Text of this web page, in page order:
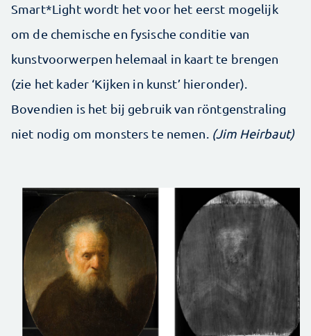
Smart*Light wordt het voor het eerst mogelijk
om de chemische en fysische conditie van
kunstvoorwerpen helemaal in kaart te brengen
(zie het kader ‘Kijken in kunst’ hieronder).
Bovendien is het bij gebruik van röntgenstraling
niet nodig om monsters te nemen. (Jim Heirbaut)